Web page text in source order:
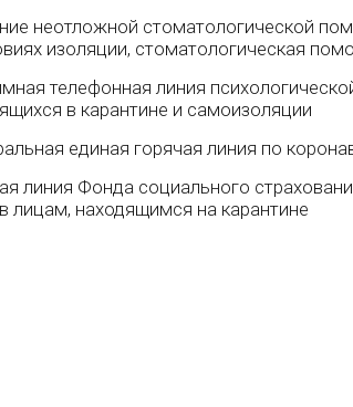
неотложной стоматологической
изоляции, стоматологическая
телефонная линия
в карантине и самоизоляции
единая горячая линия по
линия Фонда социального
лицам, находящимся на карантине